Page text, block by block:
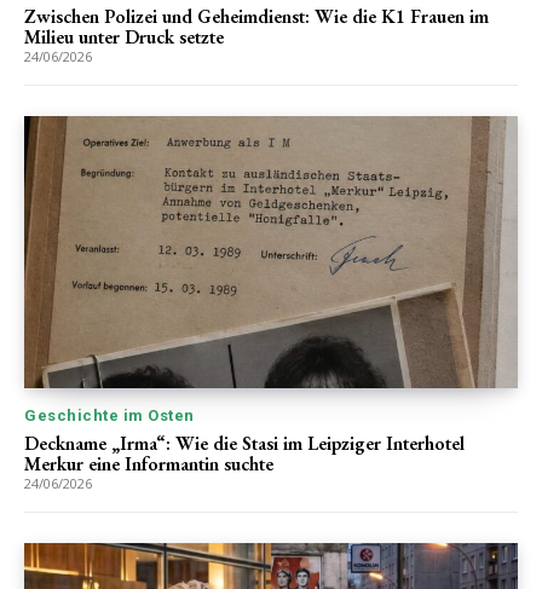
Zwischen Polizei und Geheimdienst: Wie die K1 Frauen im
Milieu unter Druck setzte
24/06/2026
Geschichte im Osten
Deckname „Irma“: Wie die Stasi im Leipziger Interhotel
Merkur eine Informantin suchte
24/06/2026